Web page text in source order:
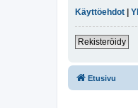
Käyttöehdot
Rekisteröidy
Etusivu